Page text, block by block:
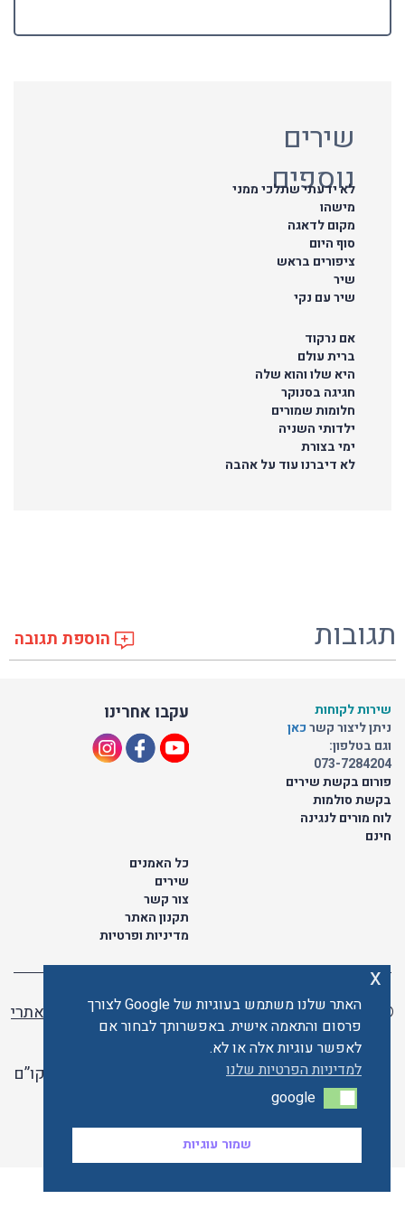
שירים
נוספים
לא ידעתי שתלכי ממני
מישהו
מקום לדאגה
סוף היום
ציפורים בראש
שיר
שיר עם נקי
אם נרקוד
ברית עולם
היא שלו והוא שלה
חגיגה בסנוקר
חלומות שמורים
ילדותי השניה
ימי בצורת
לא דיברנו עוד על אהבה
תגובות הוספת תגובה
עקבו אחרינו
שירות לקוחות
ניתן ליצור קשרכאן
וגם בטלפון:
073-7284204
פורום בקשת שירים
בקשת סולמות
לוח מורים לנגינה
חינם
כל האמנים
שירים
צור קשר
תקנון האתר
מדיניות ופרטיות
© כל הזכויות שמורות לתו ישראלי | ליאור מזור -
בניית אתרי
וורדפרס
האתר פועל ברשיון אקו”ם
האתר שלנו משתמש בעוגיות של Google לצורך
פרסום והתאמה אישית. באפשרותך לבחור אם
לאפשר עוגיות אלה או לא.
למדיניות הפרטיות שלנו
google
google
שמור עוגיות
x